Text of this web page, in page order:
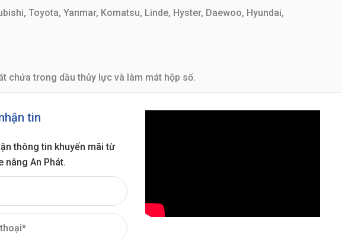
Toyota, Yanmar, Komatsu, Linde, Hyster, Daewoo, Hyundai,
chứa trong dầu thủy lực và làm mát hộp số.
lại những tạp chất trong dầu tránh để các tạp chất gây hại đến hộp
sắt tạo ma sát mài mòn sinh bụi bẩn thoát ra cùng với dầu đưa về
tin
thông tin khuyến mãi từ
nâng An Phát.